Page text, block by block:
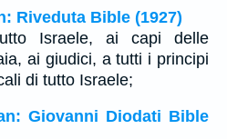
Riveduta Bible (1927)
Israele, ai capi delle
ai giudici, a tutti i principi
di tutto Israele;
Giovanni Diodati Bible